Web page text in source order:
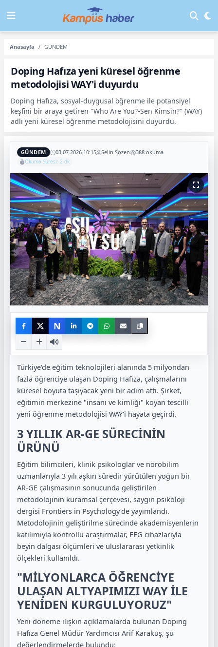
Anasayfa GÜNDEM
Doping Hafıza yeni küresel öğrenme
metodolojisi WAY'i duyurdu
Doping Hafıza, sosyal-duygusal öğrenme ile potansiyel
keşfini bir araya getiren "Who Are You?-Sen Kimsin?" (WAY)
adlı yeni küresel öğrenme metodolojisini duyurdu.
GÜNDEM 03.07.2026 10:15 Selin Sözen 388 okuma
Okuma Süresi: 2 dk
N
Türkiye'de eğitim teknolojileri alanında 5 milyondan
fazla öğrenciye ulaşan Doping Hafıza, çalışmalarını
küresel boyuta taşıyacak yeni bir adım attı. Şirket,
eğitimin merkezine "insanı ve kimliği" koyan tescilli
yeni öğrenme metodolojisi WAY'i hayata geçirdi.
3 YILLIK AR-GE SÜRECİNİN
ÜRÜNÜ
Eğitim bilimcileri, klinik psikologlar ve nörobilim
uzmanlarıyla 3 yılı aşkın süredir yürütülen yoğun bir
AR-GE çalışmasının sonucunda geliştirilen
metodolojinin kuramsal çerçevesi, saygın psikoloji
dergisi Frontiers in Psychology'de yayımlandı.
Metodolojinin geliştirilme sürecinde akademisyenlerin
katılımıyla kontrollü araştırmalar, EEG cihazlarıyla
beyin dalgası ölçümleri ve uluslararası yetkinlik
ölçekleri kullanıldı.
"MİLYONLARCA ÖĞRENCİYE
ULAŞAN ALTYAPIMIZI WAY İLE
YENİDEN KURGULUYORUZ"
Yeni döneme ilişkin açıklamalarda bulunan Doping
Hafıza Genel Müdür Yardımcısı Arif Karakuş, şu
değerlendirmelerde bulundu: